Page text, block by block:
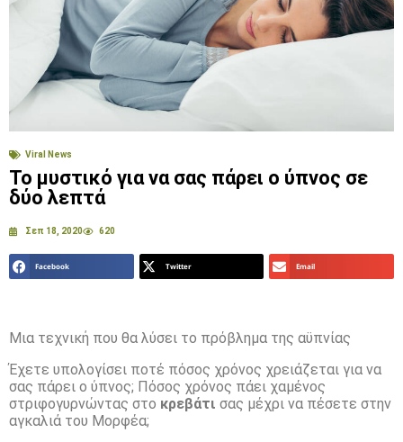
Viral News
Το μυστικό για να σας πάρει ο ύπνος σε
δύο λεπτά
Σεπ 18, 2020 620
Facebook Twitter Email
Μια τεχνική που θα λύσει το πρόβλημα της αϋπνίας
Έχετε υπολογίσει ποτέ πόσος χρόνος χρειάζεται για να
σας πάρει ο ύπνος; Πόσος χρόνος πάει χαμένος
στριφογυρνώντας στο κρεβάτι σας μέχρι να πέσετε στην
αγκαλιά του Μορφέα;